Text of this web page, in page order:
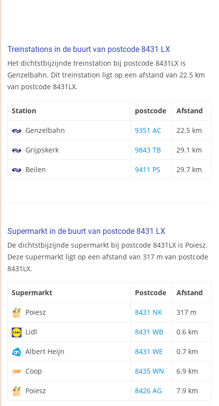
Treinstations in de buurt van postcode 8431 LX
Het dichtstbijzijnde treinstation bij postcode 8431LX is
Genzelbahn. Dit treinstation ligt op een afstand van 22.5 km
van postcode 8431LX.
Station postcode Afstand
Genzelbahn 9351 AC 22.5 km
Grijpskerk 9843 TB 29.1 km
Beilen 9411 PS 29.7 km
Supermarkt in de buurt van postcode 8431 LX
De dichtstbijzijnde supermarkt bij postcode 8431LX is Poiesz.
Deze supermarkt ligt op een afstand van 317 m van postcode
8431LX.
Supermarkt Postcode Afstand
Poiesz 8431 NK 317 m
Lidl 8431 WB 0.6 km
Albert Heijn 8431 WE 0.7 km
Coop 8435 WN 6.9 km
Poiesz 8426 AG 7.9 km